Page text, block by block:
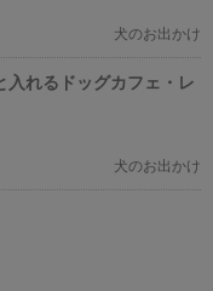
犬のお出かけ
入れるドッグカフェ・レ
犬のお出かけ